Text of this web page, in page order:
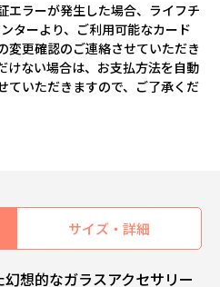
ラーが発生した場合、ライフチ
ターより、ご利用可能なカード
変更確認のご連絡させていただき
けない場合は、お支払方法を自動
ていただきますので、ご了承くだ
サイズ・詳細
想的なガラスアクセサリー